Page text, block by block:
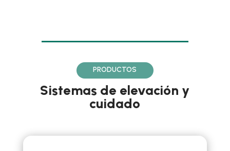
PRODUCTOS
Sistemas de elevación y
cuidado